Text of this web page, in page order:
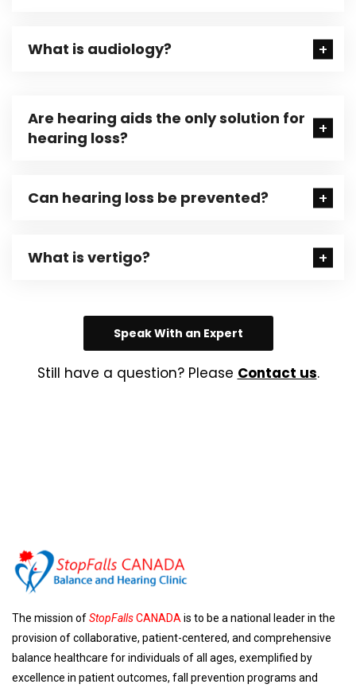
What is audiology?
Are hearing aids the only solution for
hearing loss?
Can hearing loss be prevented?
What is vertigo?
Speak With an Expert
Still have a question? Please Contact us.
The mission ofStopFallsCANADA is to be a national leader in the
provision of collaborative, patient-centered, and comprehensive
balance healthcare for individuals of all ages, exemplified by
excellence in patient outcomes, fall prevention programs and